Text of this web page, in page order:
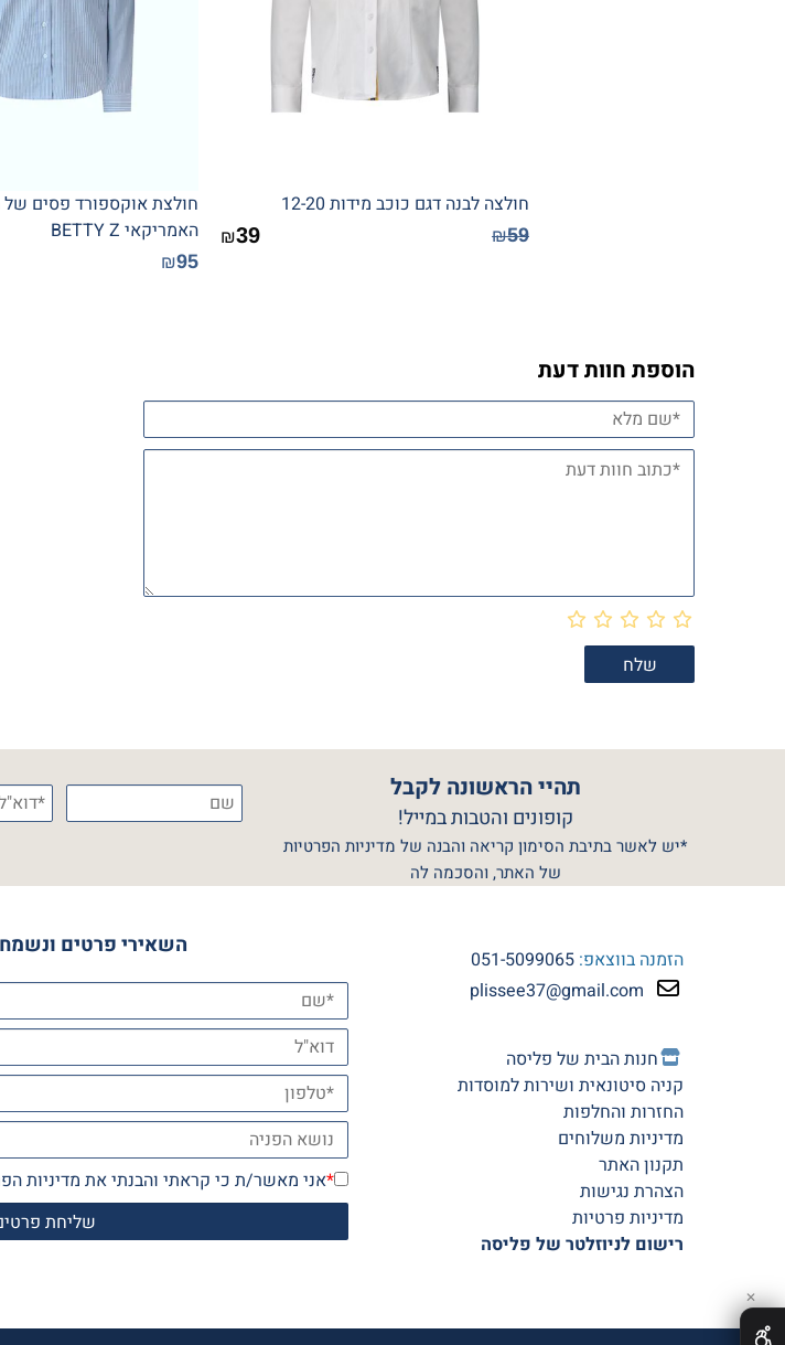
חולצה לבנה דגם כוכב מידות 12-20
₪59
₪39
חולצת אוקספורד פסים של
האמריקאי BETTY Z
₪95
הוספת חוות דעת
תהיי הראשונה לקבל
קופונים והטבות במייל!
*יש לאשר בתיבת הסימון קריאה והבנה של מדיניות הפרטיות
של האתר, והסכמה לה
הזמנה בווצאפ: 051-5099065
plissee37@gmail.com
חנות הבית של פליסה
קניה סיטונאית ושירות למוסדות
החזרות והחלפות
מדיניות משלוחים
תקנון האתר
הצהרת נגישות
מדיניות פרטיות
רישום לניוזלטר של פליסה
השאירי פרטים
*אני מאשר/ת כי קראתי והבנתי את מדיניות
✕